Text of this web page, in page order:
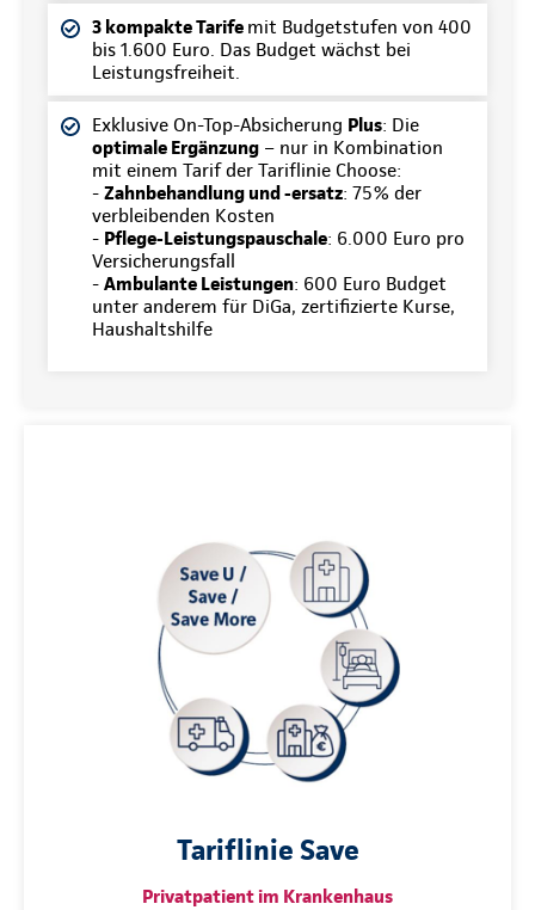
3 kompakte Tarife mit Budgetstufen von 400
bis 1.600 Euro. Das Budget wächst bei
Leistungsfreiheit.
Exklusive On-Top-Absicherung Plus: Die
optimale Ergänzung – nur in Kombination
mit einem Tarif der Tariflinie Choose:
- Zahnbehandlung und -ersatz: 75% der
verbleibenden Kosten
- Pflege-Leistungspauschale: 6.000 Euro pro
Versicherungsfall
- Ambulante Leistungen: 600 Euro Budget
unter anderem für DiGa, zertifizierte Kurse,
Haushaltshilfe
Tariflinie Save
Privatpatient im Krankenhaus